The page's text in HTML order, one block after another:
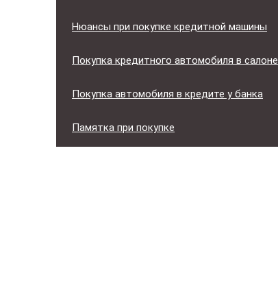
Нюансы при покупке кредитной машины
Покупка кредитного автомобиля в салоне
Покупка автомобиля в кредите у банка
Памятка при покупке